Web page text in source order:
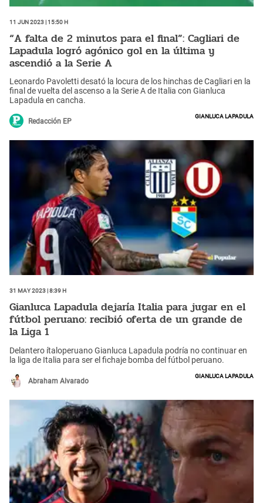
11 Jun 2023 | 15:50 h
“A falta de 2 minutos para el final”: Cagliari de
Lapadula logró agónico gol en la última y
ascendió a la Serie A
Leonardo Pavoletti desató la locura de los hinchas de Cagliari en la
final de vuelta del ascenso a la Serie A de Italia con Gianluca
Lapadula en cancha.
Redacción EP
Gianluca Lapadula
31 May 2023 | 8:39 h
Gianluca Lapadula dejaría Italia para jugar en el
fútbol peruano: recibió oferta de un grande de
la Liga 1
Delantero ítaloperuano Gianluca Lapadula podría no continuar en
la liga de Italia para ser el fichaje bomba del fútbol peruano.
Abraham Alvarado
Gianluca Lapadula